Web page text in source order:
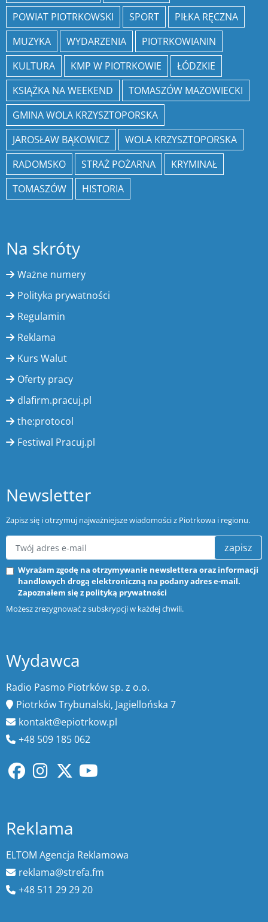
POWIAT PIOTRKOWSKI
SPORT
PIŁKA RĘCZNA
MUZYKA
WYDARZENIA
PIOTRKOWIANIN
KULTURA
KMP W PIOTRKOWIE
ŁÓDZKIE
KSIĄŻKA NA WEEKEND
TOMASZÓW MAZOWIECKI
GMINA WOLA KRZYSZTOPORSKA
JAROSŁAW BĄKOWICZ
WOLA KRZYSZTOPORSKA
RADOMSKO
STRAŻ POŻARNA
KRYMINAŁ
TOMASZÓW
HISTORIA
Na skróty
Ważne numery
Polityka prywatności
Regulamin
Reklama
Kurs Walut
Oferty pracy
dlafirm.pracuj.pl
the:protocol
Festiwal Pracuj.pl
Newsletter
Zapisz się i otrzymuj najważniejsze wiadomości z Piotrkowa i regionu.
zapisz
Wyrażam zgodę na otrzymywanie newslettera oraz informacji
handlowych drogą elektroniczną na podany adres e-mail.
Zapoznałem się z polityką prywatności
Możesz zrezygnować z subskrypcji w każdej chwili.
Wydawca
Radio Pasmo Piotrków sp. z o.o.
Piotrków Trybunalski, Jagiellońska 7
kontakt@epiotrkow.pl
+48 509 185 062
Reklama
ELTOM Agencja Reklamowa
reklama@strefa.fm
+48 511 29 29 20